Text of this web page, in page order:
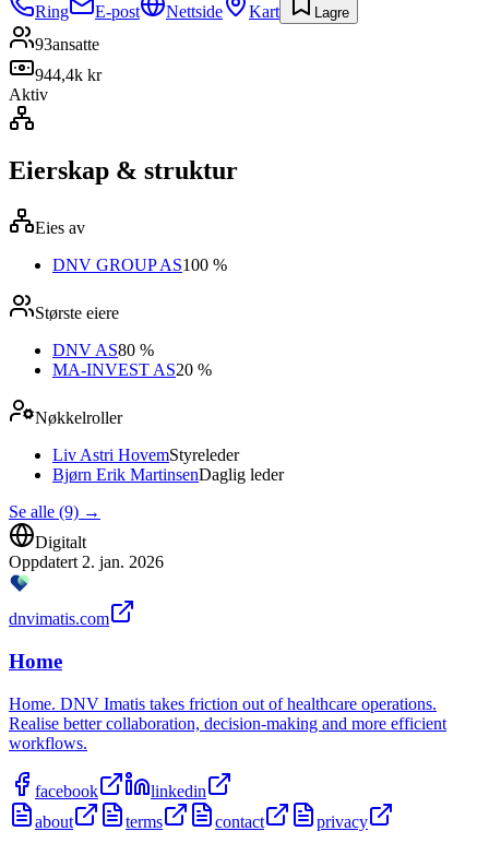
Ring
E-post Nettside Kart Lagre
93ansatte
944,4k kr
Aktiv
Eierskap & struktur
Eies av
DNV GROUP AS100 %
Største eiere
DNV AS80 %
MA-INVEST AS20 %
Nøkkelroller
Liv Astri HovemStyreleder
Bjørn Erik MartinsenDaglig leder
Se alle (9) →
Digitalt
Oppdatert 2. jan. 2026
dnvimatis.com
Home
Home. DNV Imatis takes friction out of healthcare operations.
Realise better collaboration, decision-making and more efficient
workflows.
facebook
linkedin
about
terms contact privacy